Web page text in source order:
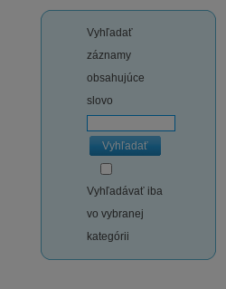
Vyhľadať
záznamy
obsahujúce
slovo
Vyhľadať
Vyhľadávať iba
vo vybranej
kategórii